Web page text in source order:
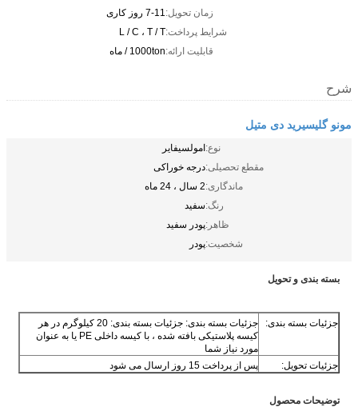
زمان تحویل:7-11 روز کاری
شرایط پرداخت:L / C ، T / T
قابلیت ارائه:1000ton / ماه
شرح
مونو گلیسیرید دی متیل
نوع:امولسیفایر
مقطع تحصیلی:درجه خوراکی
ماندگاری:2 سال ، 24 ماه
رنگ:سفید
ظاهر:پودر سفید
شخصیت:پودر
بسته بندی و تحویل
جزئیات بسته بندی:
جزئیات بسته بندی: جزئیات بسته بندی: 20 کیلوگرم در هر
کیسه پلاستیکی بافته شده ، با کیسه داخلی PE یا به عنوان
مورد نیاز شما
جزئیات تحویل:
پس از پرداخت 15 روز ارسال می شود
توضیحات محصول